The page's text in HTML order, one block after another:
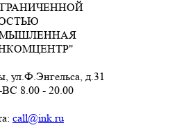
ул.Ф.Энгельса, д.31
8.00 - 20.00
call@ink.ru